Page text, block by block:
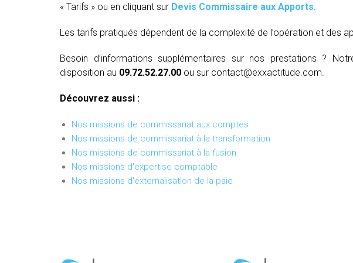
« Tarifs » ou en cliquant sur Devis Commissaire aux Apports.
Les tarifs pratiqués dépendent de la complexité de l’opération et des
Besoin d’informations supplémentaires sur nos prestations ?
disposition au 09.72.52.27.00 ou sur contact@exxactitude.com.
Découvrez aussi :
Nos missions de commissariat aux comptes
Nos missions de commissariat à la transformation
Nos missions de commissariat à la fusion
Nos missions d'expertise comptable
Nos missions d'externalisation de la paie